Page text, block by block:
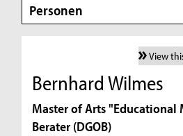
Personen
View
Bernhard Wilmes
Master of Arts "Educational
Berater (DGOB)